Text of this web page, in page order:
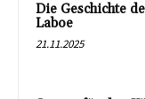
Die Geschichte
Laboe
21.11.2025